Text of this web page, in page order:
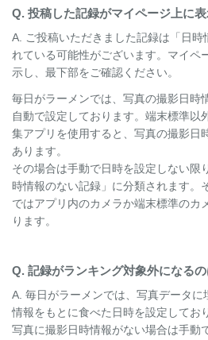
Q. 投稿した記録がマイページ上に表
A. ご投稿いただきました記録は「日時
れている可能性がございます。マイペ
示し、最下部をご確認ください。
毎日がラーメンでは、写真の撮影日時
自動で設定しております。端末標準以
集アプリを使用すると、写真の撮影日
あります。
その場合は手動で日時を設定しない限
時情報のない記録」に分類されます。
ではアプリ内のカメラか端末標準のカ
ります。
Q. 記録がランキング対象外になるの
A. 毎日がラーメンでは、写真データ
情報をもとに食べた日時を設定してお
写真に撮影日時情報がない場合は手動